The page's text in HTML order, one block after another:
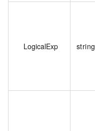
LogicalExp string